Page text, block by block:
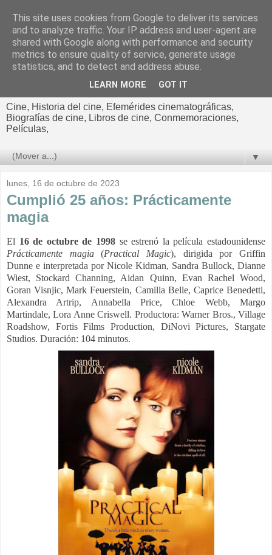
El cultural
cinematográfico de Jorge
Cine, Historia del cine, Efemérides cinematográficas,
Biografías de cine, Libros de cine, Conmemoraciones,
Películas,
▼
lunes, 16 de octubre de 2023
Cumplió 25 años: Prácticamente
magia
El 16 de octubre de 1998 se estrenó la película estadounidense
Prácticamente
magia(Practical Magic), dirigida porGriffin
Dunne e interpretada por Nicole Kidman, Sandra Bullock, Dianne
Wiest, Stockard Channing, Aidan Quinn, Evan Rachel Wood,
Goran Visnjic, Mark Feuerstein, Camilla Belle, Caprice Benedetti,
Alexandra Artrip, Annabella Price, Chloe Webb, Margo
Martindale, Lora Anne Criswell. Productora:Warner Bros., Village
Roadshow, Fortis Films Production, DiNovi Pictures, Stargate
Studios. Duración: 104 minutos.
This site uses cookies from Google to deliver its services
and to analyze traffic. Your IP address and user-agent are
shared with Google along with performance and security
metrics to ensure quality of service, generate usage
statistics, and to detect and address abuse.
LEARN MORE GOT IT